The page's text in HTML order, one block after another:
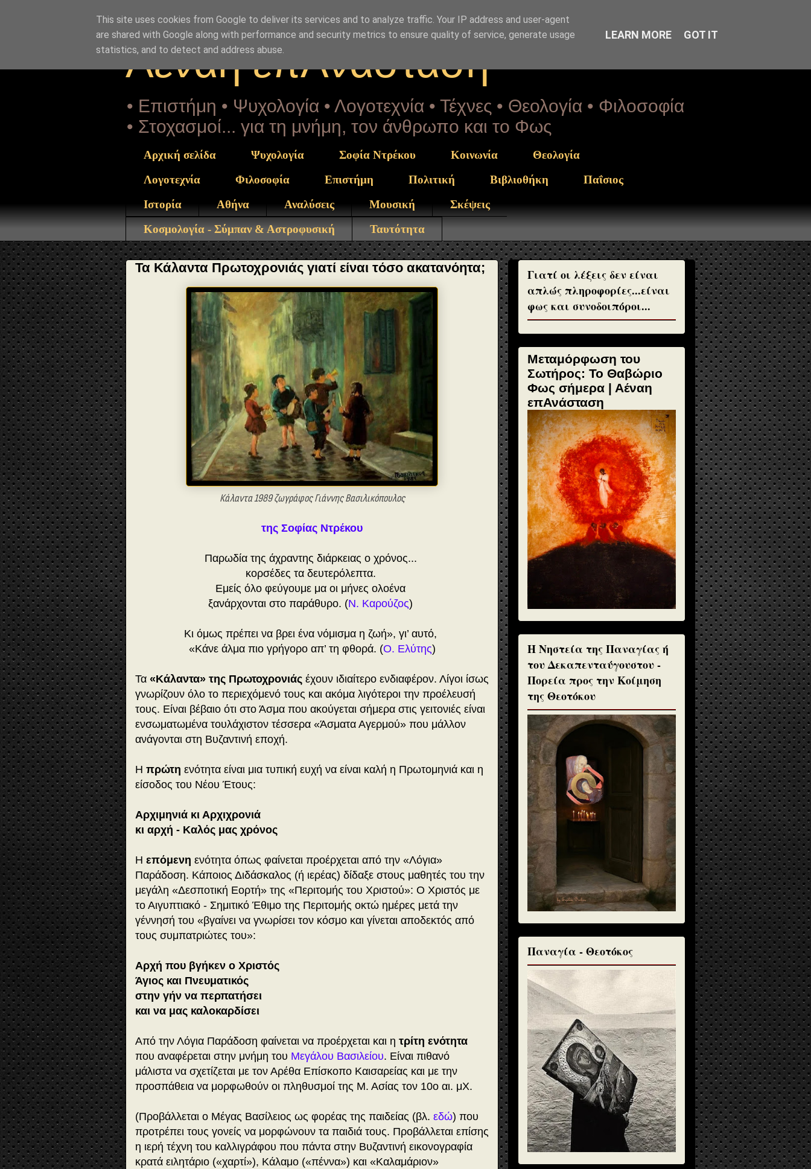
Prwtoxronias.html" } }
Αέναη επΑνάσταση
• Επιστήμη • Ψυχολογία • Λογοτεχνία • Τέχνες • Θεολογία • Φιλοσοφία
• Στοχασμοί... για τη μνήμη, τον άνθρωπο και το Φως
Αρχική σελίδα Ψυχολογία Σοφία Ντρέκου Κοινωνία
Θεολογία
Λογοτεχνία
Φιλοσοφία Επιστήμη Πολιτική Βιβλιοθήκη
Παΐσιος
Ιστορία
Αθήνα Αναλύσεις Μουσική
Σκέψεις
Κοσμολογία - Σύμπαν & Αστροφυσική
Ταυτότητα
Τα Κάλαντα Πρωτοχρονιάς γιατί είναι τόσο ακατανόητα;
Κάλαντα 1989 ζωγράφος Γιάννης Βασιλικόπουλος
της Σοφίας Ντρέκου
Παρωδία της άχραντης διάρκειας ο χρόνος...
κορσέδες τα δευτερόλεπτα.
Εμείς όλο φεύγουμε μα οι μήνες ολοένα
ξανάρχονται στο παράθυρο. (Ν. Καρούζος)
Κι όμως πρέπει να βρει ένα νόμισμα η ζωή», γι’ αυτό,
«Κάνε άλμα πιο γρήγορο απ’ τη φθορά. (Ο. Ελύτης)
Τα «Κάλαντα» της Πρωτοχρονιάς έχουν ιδιαίτερο ενδιαφέρον. Λίγοι ίσως
γνωρίζουν όλο το περιεχόμενό τους και ακόμα λιγότεροι την προέλευσή
τους. Είναι βέβαιο ότι στο Άσμα που ακούγεται σήμερα στις γειτονιές είναι
ενσωματωμένα τουλάχιστον τέσσερα «Άσματα Αγερμού» που μάλλον
ανάγονται στη Βυζαντινή εποχή.
Η πρώτη ενότητα είναι μια τυπική ευχή να είναι καλή η Πρωτομηνιά και η
είσοδος του Νέου Έτους:
Αρχιμηνιά κι Αρχιχρονιά
κι αρχή - Καλός μας χρόνος
Η επόμενη ενότητα όπως φαίνεται προέρχεται από την «Λόγια»
Παράδοση. Κάποιος Διδάσκαλος (ή ιερέας) δίδαξε στους μαθητές του την
μεγάλη «Δεσποτική Εορτή» της «Περιτομής του Χριστού»: Ο Χριστός με
το Αιγυπτιακό - Σημιτικό Έθιμο της Περιτομής οκτώ ημέρες μετά την
γέννησή του «βγαίνει να γνωρίσει τον κόσμο και γίνεται αποδεκτός από
τους συμπατριώτες του»:
Αρχή που βγήκεν ο Χριστός
Άγιος και Πνευματικός
στην γήν να περπατήσει
και να μας καλοκαρδίσει
Από την Λόγια Παράδοση φαίνεται να προέρχεται και η τρίτη ενότητα
που αναφέρεται στην μνήμη του Μεγάλου Βασιλείου. Είναι πιθανό
μάλιστα να σχετίζεται με τον Αρέθα Επίσκοπο Καισαρείας και με την
προσπάθεια να μορφωθούν οι πληθυσμοί της Μ. Ασίας τον 10ο αι. μΧ.
(Προβάλλεται ο Μέγας Βασίλειος ως φορέας της παιδείας (βλ. εδώ) που
προτρέπει τους γονείς να μορφώνουν τα παιδιά τους. Προβάλλεται επίσης
η ιερή τέχνη του καλλιγράφου που πάντα στην Βυζαντινή εικονογραφία
κρατά ειλητάριο («χαρτί»), Κάλαμο («πέννα») και «Καλαμάριον»
Γιατί οι λέξεις δεν είναι
απλώς πληροφορίες...είναι
φως και συνοδοιπόροι...
Μεταμόρφωση του
Σωτήρος: Το Θαβώριο
Φως σήμερα | Αέναη
επΑνάσταση
H Νηστεία της Παναγίας ή
του Δεκαπενταύγουστου -
Πορεία προς την Κοίμηση
της Θεοτόκου
Παναγία - Θεοτόκος
This site uses cookies from Google to deliver its services and to analyze traffic. Your IP address and user-agent
are shared with Google along with performance and security metrics to ensure quality of service, generate usage
statistics, and to detect and address abuse.
LEARN MORE GOT IT